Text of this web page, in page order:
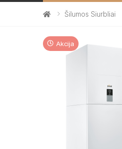
Šilumos Siurbliai
Akcija